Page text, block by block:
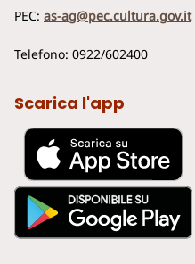
PEC: as-ag@pec.cultura.gov.it
Telefono: 0922/602400
Scarica l'app